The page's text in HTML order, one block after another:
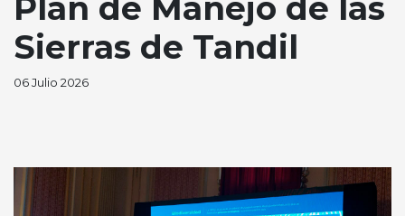
Plan de Manejo de las
Sierras de Tandil
06 Julio 2026